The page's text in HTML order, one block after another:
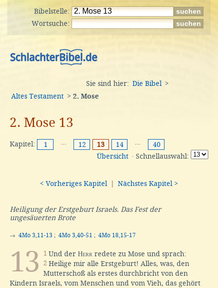
Bibelstelle:
Wortsuche:
Sie sind hier: Die Bibel
>
Altes Testament > 2. Mose
2. Mose 13
Kapitel: 1 ··· 12 13 14 ···
40
Übersicht · Schnellauswahl:
< Vorheriges Kapitel Nächstes Kapitel >
Heiligung der Erstgeburt Israels. Das Fest der
ungesäuerten Brote
→ 4Mo 3,11-13 ; 4Mo 3,40-51 ; 4Mo 18,15-17
13 1 Und der Herr redete zu Mose und sprach:
2 Heilige mir alle Erstgeburt! Alles, was, den
Mutterschoß als erstes durchbricht von den
Kindern Israels, vom Menschen und vom Vieh, das gehört